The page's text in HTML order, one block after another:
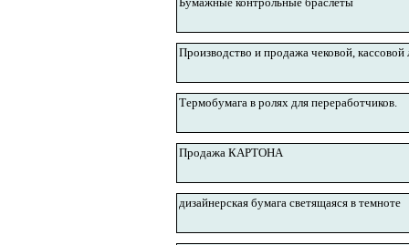
Производство и продажа чековой,
Термобумага в ролях для переработчиков.
Продажа КАРТОНА
дизайнерская бумага светящаяся в темноте